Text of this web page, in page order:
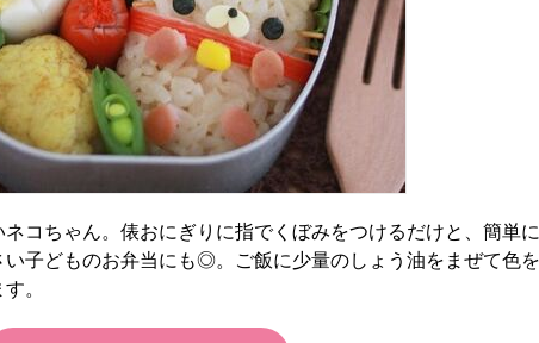
コちゃん。俵おにぎりに指でくぼみをつけるだけと、簡単に
子どものお弁当にも◎。ご飯に少量のしょう油をまぜて色を
。